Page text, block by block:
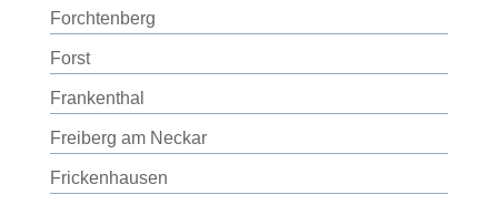
Forchtenberg
Forst
Frankenthal
Freiberg am Neckar
Frickenhausen